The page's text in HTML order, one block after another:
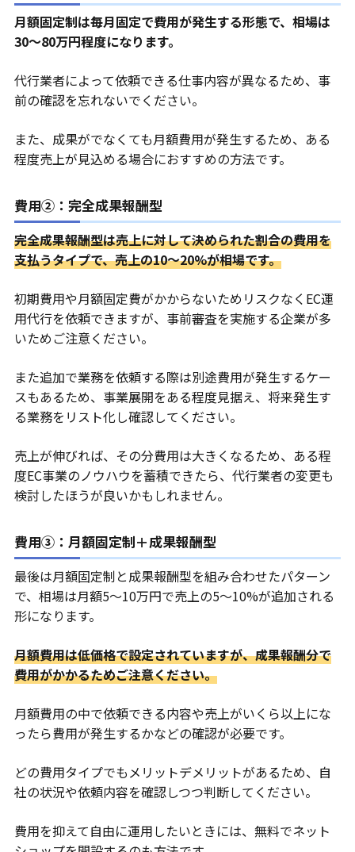
月額固定制は毎月固定で費用が発生する形態で、相場は
30〜80万円程度になります。
代行業者によって依頼できる仕事内容が異なるため、事
前の確認を忘れないでください。
また、成果がでなくても月額費用が発生するため、ある
程度売上が見込める場合におすすめの方法です。
費用②：完全成果報酬型
完全成果報酬型は売上に対して決められた割合の費用を
支払うタイプで、売上の10〜20%が相場です。
初期費用や月額固定費がかからないためリスクなくEC運
用代行を依頼できますが、事前審査を実施する企業が多
いためご注意ください。
また追加で業務を依頼する際は別途費用が発生するケー
スもあるため、事業展開をある程度見据え、将来発生す
る業務をリスト化し確認してください。
売上が伸びれば、その分費用は大きくなるため、ある程
度EC事業のノウハウを蓄積できたら、代行業者の変更も
検討したほうが良いかもしれません。
費用③：月額固定制＋成果報酬型
最後は月額固定制と成果報酬型を組み合わせたパターン
で、相場は月額5〜10万円で売上の5〜10%が追加される
形になります。
月額費用は低価格で設定されていますが、成果報酬分で
費用がかかるためご注意ください。
月額費用の中で依頼できる内容や売上がいくら以上にな
ったら費用が発生するかなどの確認が必要です。
どの費用タイプでもメリットデメリットがあるため、自
社の状況や依頼内容を確認しつつ判断してください。
費用を抑えて自由に運用したいときには、無料でネット